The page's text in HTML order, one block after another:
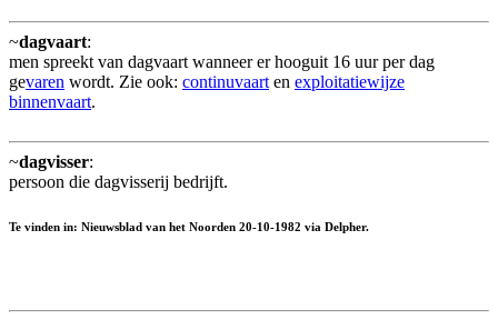
~dagvaart:
men spreekt van dagvaart wanneer er hooguit 16 uur per dag
gevaren wordt. Zie ook: continuvaart en exploitatiewijze
binnenvaart.
~dagvisser:
persoon die dagvisserij bedrijft.
Te vinden in: Nieuwsblad van het Noorden 20-10-1982 via Delpher.